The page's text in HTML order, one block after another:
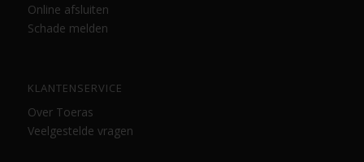
Online afsluiten
Schade melden
KLANTENSERVICE
Over Toeras
Veelgestelde vragen